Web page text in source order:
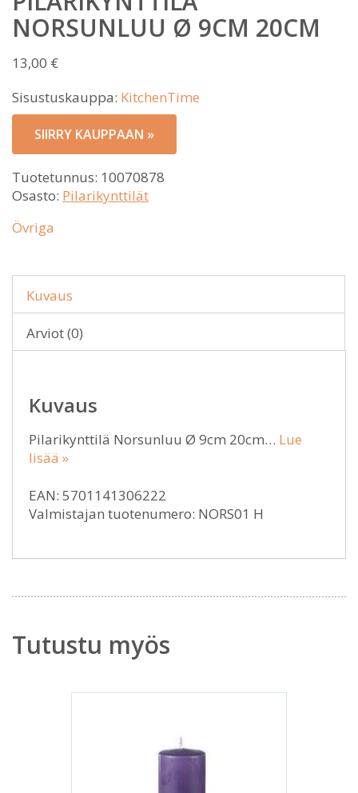
NORSUNLUU Ø 9CM 20CM
13,00 €
Sisustuskauppa: KitchenTime
SIIRRY KAUPPAAN »
Tuotetunnus: 10070878
Osasto: Pilarikynttilät
Övriga
Kuvaus
Arviot (0)
Kuvaus
Pilarikynttilä Norsunluu Ø 9cm 20cm… Lue
lisää »
EAN: 5701141306222
Valmistajan tuotenumero: NORS01 H
Tutustu myös